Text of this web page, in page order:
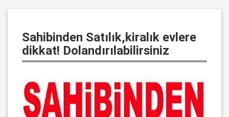
Sahibinden Satılık,kiralık evlere
dikkat! Dolandırılabilirsiniz